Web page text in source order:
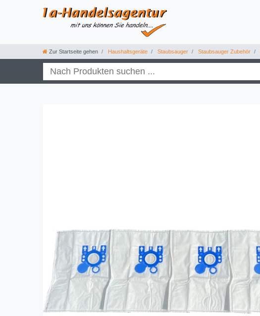
Zur Startseite gehen Haushaltsgeräte Staubsauger Staubsauger Zubehör